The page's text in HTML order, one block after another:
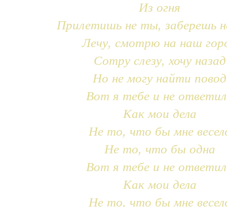
Из огня
Прилетишь не ты, заберешь
Лечу, смотрю на наш
Сотру слезу, хочу назад
Но не могу найти повод
Вот я тебе и не
Как мои дела
Не то, что бы мне
Не то, что бы одна
Вот я тебе и не
Как мои дела
Не то, что бы мне